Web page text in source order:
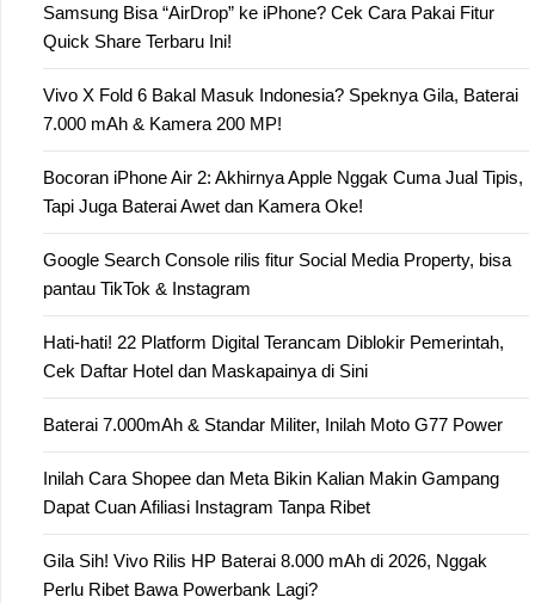
Samsung Bisa “AirDrop” ke iPhone? Cek Cara Pakai Fitur
Quick Share Terbaru Ini!
Vivo X Fold 6 Bakal Masuk Indonesia? Speknya Gila, Baterai
7.000 mAh & Kamera 200 MP!
Bocoran iPhone Air 2: Akhirnya Apple Nggak Cuma Jual Tipis,
Tapi Juga Baterai Awet dan Kamera Oke!
Google Search Console rilis fitur Social Media Property, bisa
pantau TikTok & Instagram
Hati-hati! 22 Platform Digital Terancam Diblokir Pemerintah,
Cek Daftar Hotel dan Maskapainya di Sini
Baterai 7.000mAh & Standar Militer, Inilah Moto G77 Power
Inilah Cara Shopee dan Meta Bikin Kalian Makin Gampang
Dapat Cuan Afiliasi Instagram Tanpa Ribet
Gila Sih! Vivo Rilis HP Baterai 8.000 mAh di 2026, Nggak
Perlu Ribet Bawa Powerbank Lagi?